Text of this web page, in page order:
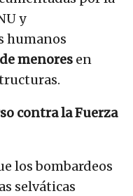
y
humanos
menores en
contra la Fuerza
los bombardeos
selváticas